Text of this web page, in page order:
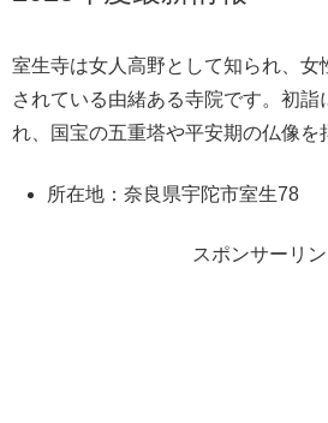
室生寺は女人高野として知られ、女
されている由緒ある寺院です。初
れ、国宝の五重塔や平安期の仏像を
所在地：奈良県宇陀市室生78
スポンサーリン